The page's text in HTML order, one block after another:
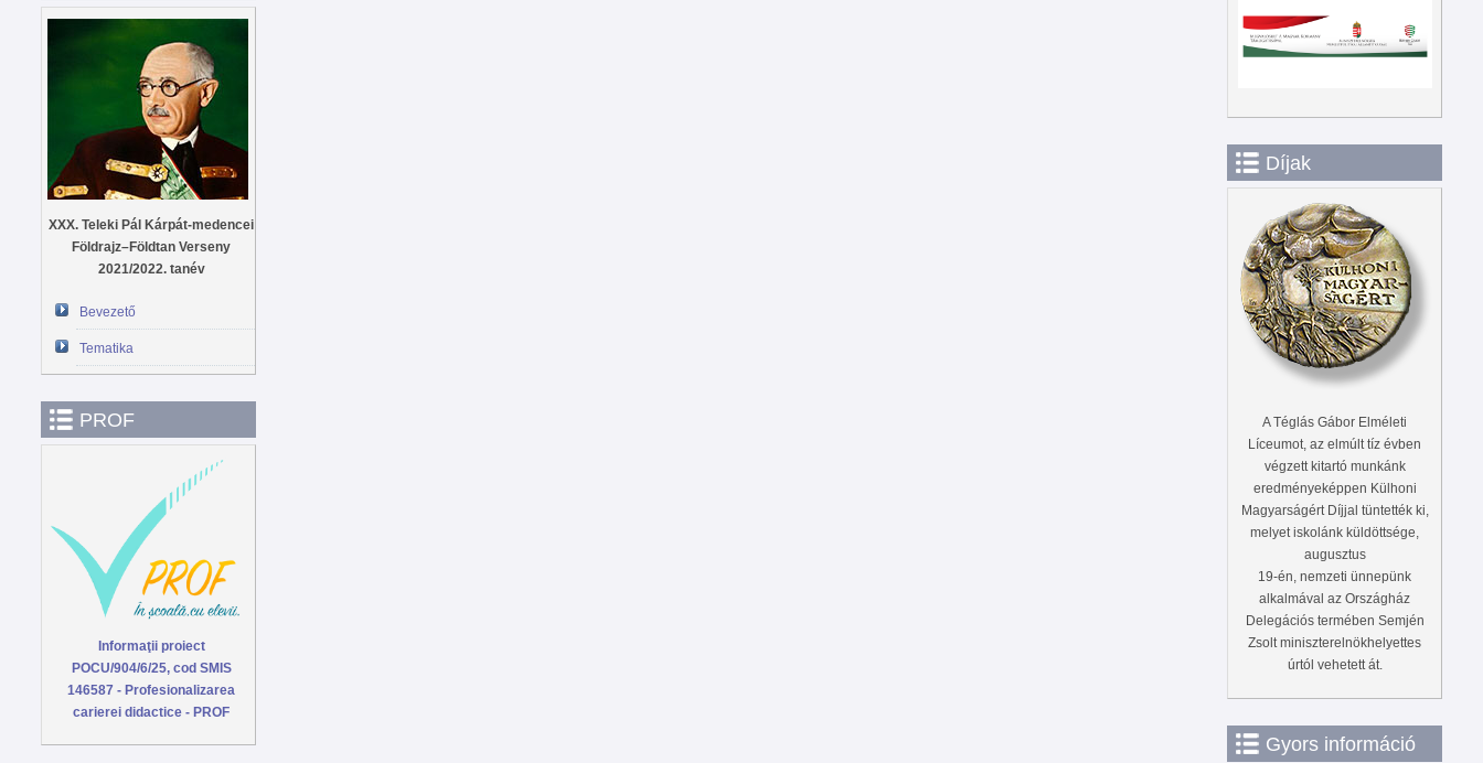
XXX. Teleki Pál Kárpát-medencei
Földrajz–Földtan Verseny
2021/2022. tanév
Bevezető
Tematika
PROF
Informaţii proiect
POCU/904/6/25, cod SMIS
146587 - Profesionalizarea
carierei didactice - PROF
Díjak
A Téglás Gábor Elméleti
Líceumot, az elmúlt tíz évben
végzett kitartó munkánk
eredményeképpen Külhoni
Magyarságért Díjjal tüntették ki,
melyet iskolánk küldöttsége,
augusztus
19-én, nemzeti ünnepünk
alkalmával az Országház
Delegációs termében Semjén
Zsolt miniszterelnökhelyettes
úrtól vehetett át.
Gyors információ